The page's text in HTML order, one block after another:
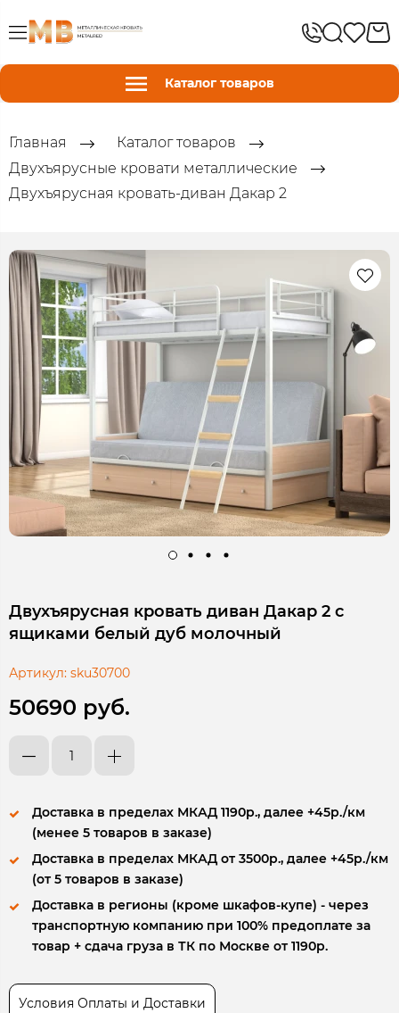
Каталог товаров
Главная
Каталог товаров
Двухъярусные кровати металлические
Двухъярусная кровать-диван Дакар 2
Двухъярусная кровать диван Дакар 2 с
ящиками белый дуб молочный
Артикул: sku30700
50690 руб.
Доставка в пределах МКАД 1190р., далее +45р./км
(менее 5 товаров в заказе)
Доставка в пределах МКАД от 3500р., далее +45р./км
(от 5 товаров в заказе)
Доставка в регионы (кроме шкафов-купе) - через
транспортную компанию при 100% предоплате за
товар + сдача груза в ТК по Москве от 1190р.
Условия Оплаты и Доставки